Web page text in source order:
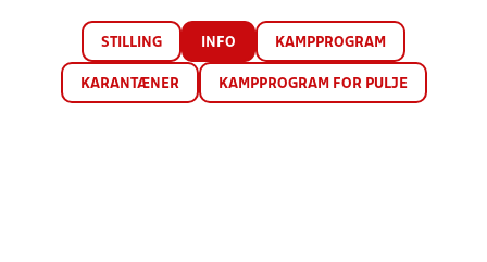
STILLING INFO KAMPPROGRAM
KARANTÆNER KAMPPROGRAM FOR PULJE